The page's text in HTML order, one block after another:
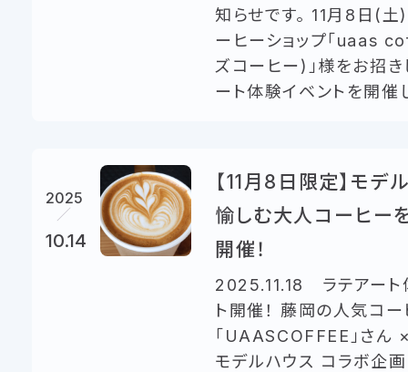
知らせです。 11月8日(
ーヒーショップ「uaas
ズコーヒー)」様をお招き
ート体験イベントを開催
2025
10.14
【11月8日限定】モデ
愉しむ大人コーヒー
開催！
2025.11.18 ラテアート
ト開催！ 藤岡の人気コ
「UAASCOFFEE」さ
モデルハウス コラボ企